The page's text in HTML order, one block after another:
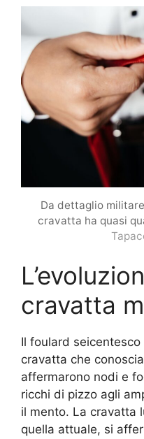
Da dettaglio
cravatta ha quasi
cravatta
Il foulard
cravatta che
affermarono nodi e
ricchi di pizzo agli
il mento. La cravatta
quella attuale, si